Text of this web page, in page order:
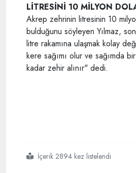
LİTRESİNİ 10 MİLYON
Akrep zehrinin litresinin 10
bulduğunu söyleyen Yılmaz,
litre rakamına ulaşmak kolay
kere sağımı olur ve sağımda
kadar zehir alınır" dedi.
#ölümle
#dansın
#litresi
#10
#milyon
#dolarİçerik 2894 kez listelendi